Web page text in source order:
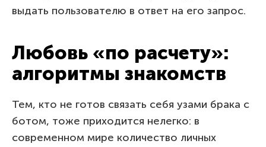
выдать пользователю в ответ на его запрос.
Любовь «по расчету»:
алгоритмы знакомств
Тем, кто не готов связать себя узами брака с
ботом, тоже приходится нелегко: в
современном мире количество личных